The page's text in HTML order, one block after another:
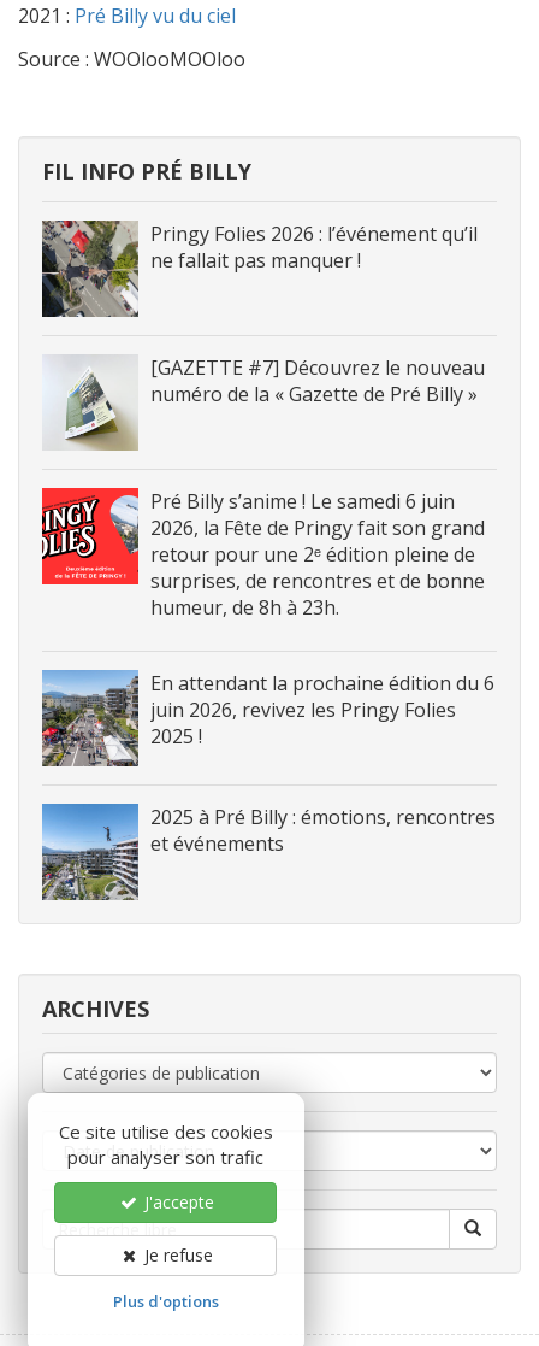
2021 : Pré Billy vu du ciel
Source : WOOlooMOOloo
FIL INFO PRÉ BILLY
Pringy Folies 2026 : l’événement qu’il
ne fallait pas manquer !
[GAZETTE #7] Découvrez le nouveau
numéro de la « Gazette de Pré Billy »
Pré Billy s’anime ! Le samedi 6 juin
2026, la Fête de Pringy fait son grand
retour pour une 2ᵉ édition pleine de
surprises, de rencontres et de bonne
humeur, de 8h à 23h.
En attendant la prochaine édition du 6
juin 2026, revivez les Pringy Folies
2025 !
2025 à Pré Billy : émotions, rencontres
et événements
ARCHIVES
Ce site utilise des cookies
pour analyser son trafic
J'accepte
Je refuse
Plus d'options